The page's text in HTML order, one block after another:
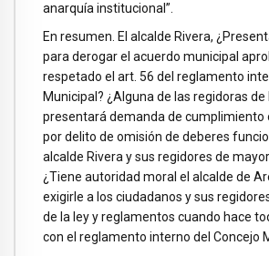
anarquía institucional”.
En resumen. El alcalde Rivera,
para derogar el acuerdo municipal
respetado el art. 56 del reglamento
Municipal? ¿Alguna de las regidoras de
presentará demanda de cumplimiento
por delito de omisión de deberes
alcalde Rivera y sus regidores de
¿Tiene autoridad moral el alcalde de
exigirle a los ciudadanos y sus
de la ley y reglamentos cuando hace
con el reglamento interno del Concejo